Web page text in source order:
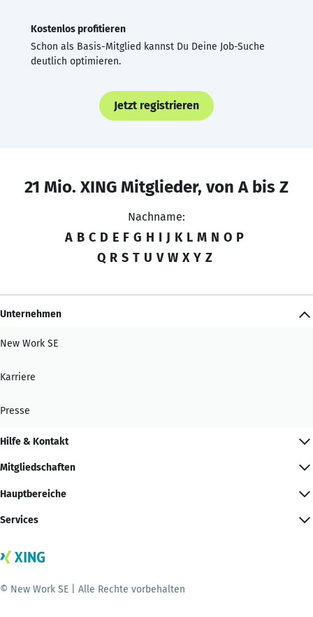
Kostenlos profitieren
Schon als Basis-Mitglied kannst Du Deine Job-Suche
deutlich optimieren.
Jetzt registrieren
21 Mio. XING Mitglieder, von A bis Z
Nachname:
A B C D E F G H I J K L M N O P
Q R S T U V W X Y Z
Unternehmen
New Work SE
Karriere
Presse
Hilfe & Kontakt
Mitgliedschaften
Hauptbereiche
Services
© New Work SE | Alle Rechte vorbehalten